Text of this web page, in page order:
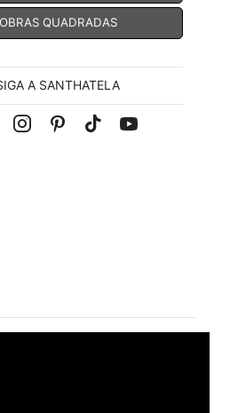
OBRAS QUADRADAS
A SANTHATELA
InstagramPinterest
Tik-Youtube